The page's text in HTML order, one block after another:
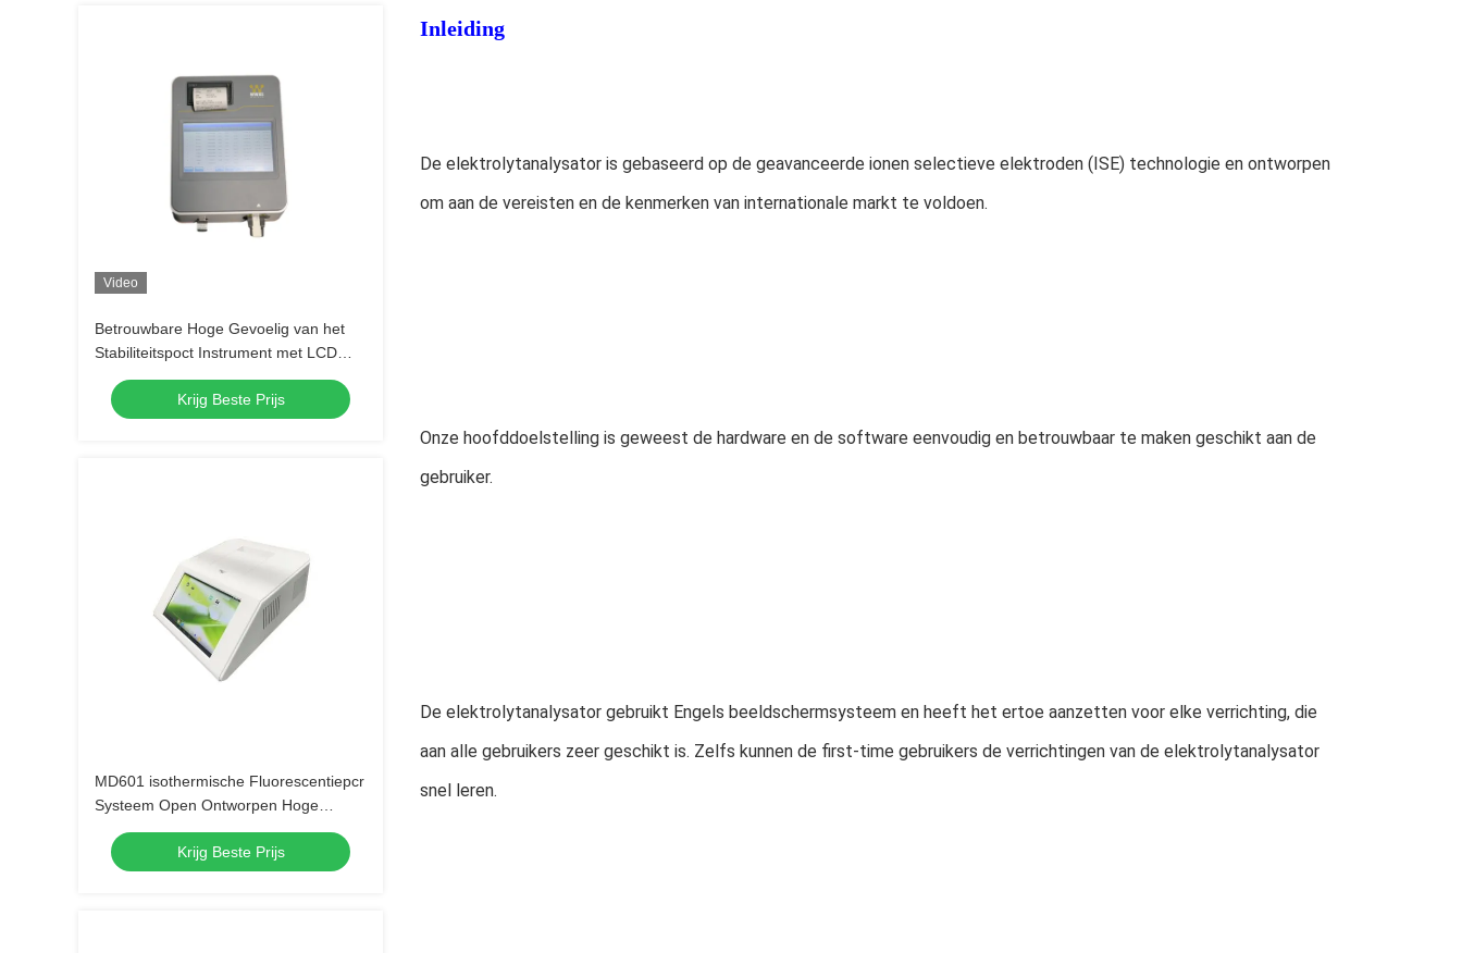
Video
Betrouwbare Hoge Gevoelig van het
Stabiliteitspoct Instrument met LCD
touch screen
Krijg Beste Prijs
MD601 isothermische Fluorescentiepcr
Systeem Open Ontworpen Hoge
Gevoeligheid
Krijg Beste Prijs
Inleiding
De elektrolytanalysator is gebaseerd op de geavanceerde ionen selectieve elektroden (ISE) technologie en ontworpen
om aan de vereisten en de kenmerken van internationale markt te voldoen.
Onze hoofddoelstelling is geweest de hardware en de software eenvoudig en betrouwbaar te maken geschikt aan de
gebruiker.
De elektrolytanalysator gebruikt Engels beeldschermsysteem en heeft het ertoe aanzetten voor elke verrichting, die
aan alle gebruikers zeer geschikt is. Zelfs kunnen de first-time gebruikers de verrichtingen van de elektrolytanalysator
snel leren.